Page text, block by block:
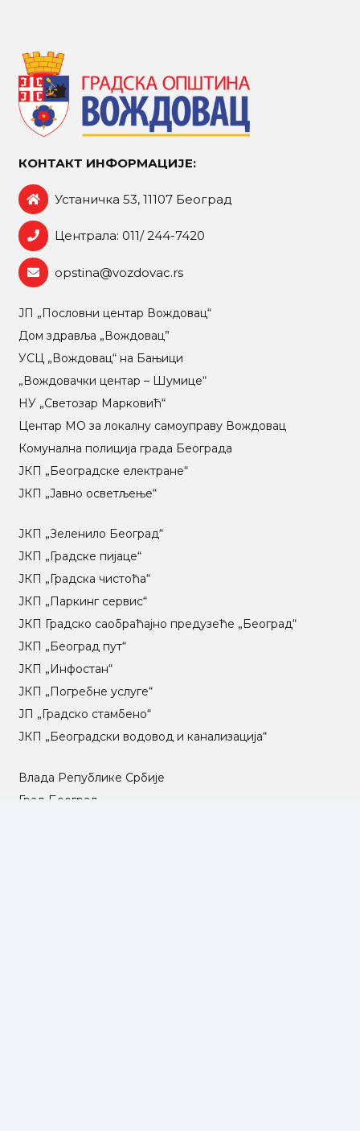
КОНТАКТ ИНФОРМАЦИЈЕ:
Устаничка 53, 11107 Београд
Централа: 011/ 244-7420
opstina@vozdovac.rs
ЈП „Пословни центар Вождовац“
Дом здравља „Вождовац”
УСЦ „Вождовац“ на Бањици
„Вождовачки центар – Шумице“
НУ „Светозар Марковић“
Центар МO за локалну самоуправу Вождовац
Комунална полиција града Београда
ЈКП „Београдске електране“
ЈКП „Јавно осветљење“
ЈКП „Зеленило Београд“
ЈКП „Градске пијаце“
ЈКП „Градска чистоћа“
ЈКП „Паркинг сервис“
ЈКП Градско саобраћајно предузеће „Београд“
ЈКП „Београд пут“
ЈКП „Инфостан“
ЈКП „Погребне услуге“
ЈП „Градско стамбено“
ЈКП „Београдски водовод и канализација“
Влада Републике Србије
Град Београд